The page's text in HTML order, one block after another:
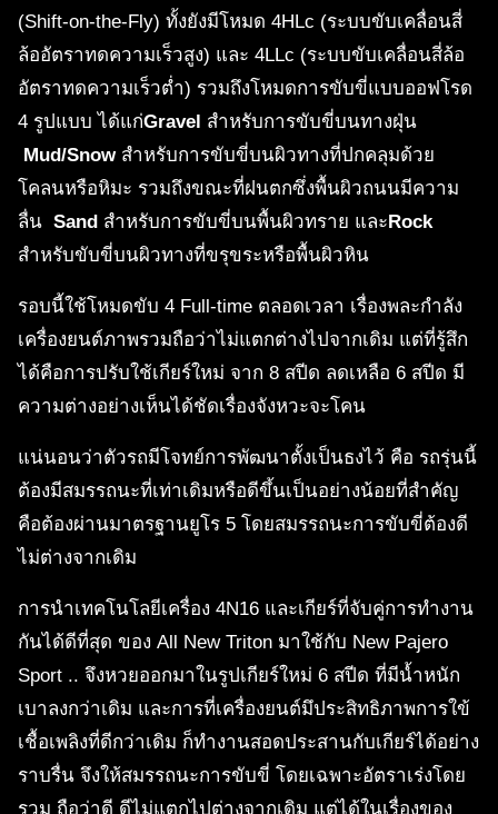
(Shift-on-the-Fly) ทั้งยังมีโหมด 4HLc (ระบบขับเคลื่อนสี่
ล้ออัตราทดความเร็วสูง) และ 4LLc (ระบบขับเคลื่อนสี่ล้อ
อัตราทดความเร็วต่ำ) รวมถึงโหมดการขับขี่แบบออฟโรด
4 รูปแบบ ได้แก่Gravel สำหรับการขับขี่บนทางฝุ่น
Mud/Snowสำหรับการขับขี่บนผิวทางที่ปกคลุมด้วย
โคลนหรือหิมะ รวมถึงขณะที่ฝนตกซึ่งพื้นผิวถนนมีความ
ลื่น Sand สำหรับการขับขี่บนพื้นผิวทราย และRock
สำหรับขับขี่บนผิวทางที่ขรุขระหรือพื้นผิวหิน
รอบนี้ใช้โหมดขับ 4 Full-time ตลอดเวลา เรื่องพละกำลัง
เครื่องยนต์ภาพรวมถือว่าไม่แตกต่างไปจากเดิม แต่ที่รู้สึก
ได้คือการปรับใช้เกียร์ใหม่ จาก 8 สปีด ลดเหลือ 6 สปีด มี
ความต่างอย่างเห็นได้ชัดเรื่องจังหวะจะโคน
แน่นอนว่าตัวรถมีโจทย์การพัฒนาตั้งเป็นธงไว้ คือ รถรุ่นนี้
ต้องมีสมรรถนะที่เท่าเดิมหรือดีขึ้นเป็นอย่างน้อยที่สำคัญ
คือต้องผ่านมาตรฐานยูโร 5 โดยสมรรถนะการขับขี่ต้องดี
ไม่ต่างจากเดิม
การนำเทคโนโลยีเครื่อง 4N16 และเกียร์ที่จับคู่การทำงาน
กันได้ดีที่สุด ของ All New Triton มาใช้กับ New Pajero
Sport .. จึงหวยออกมาในรูปเกียร์ใหม่ 6 สปีด ที่มีน้ำหนัก
เบาลงกว่าเดิม และการที่เครื่องยนต์มึประสิทธิภาพการใข้
เชื้อเพลิงที่ดีกว่าเดิม ก็ทำงานสอดประสานกับเกียร์ได้อย่าง
ราบรื่น จึงให้สมรรถนะการขับขี่ โดยเฉพาะอัตราเร่งโดย
รวม ถือว่าดี ดีไม่แตกไปต่างจากเดิม แต่ได้ในเรื่องของ